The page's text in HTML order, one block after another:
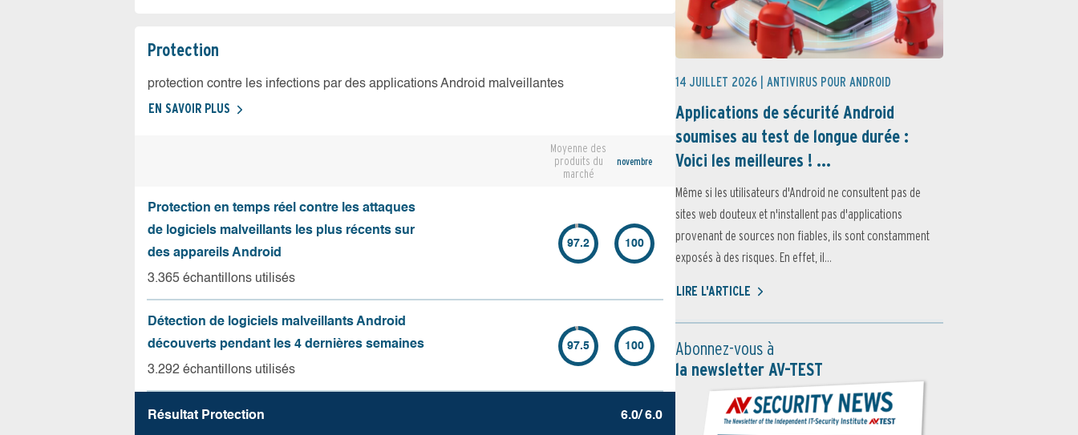
Protection
protection contre les infections par des applications Android malveillantes
EN SAVOIR PLUS
Moyenne des
produits du
marché
novembre
Protection en temps réel contre les attaques
de logiciels malveillants les plus récents sur
des appareils Android
3.365 échantillons utilisés
97.2 100
Détection de logiciels malveillants Android
découverts pendant les 4 dernières semaines
3.292 échantillons utilisés
97.5 100
Résultat Protection 6.0/ 6.0
14 JUILLET 2026 | ANTIVIRUS POUR ANDROID
Applications de sécurité Android
soumises au test de longue durée :
Voici les meilleures ! ...
Même si les utilisateurs d'Android ne consultent pas de
sites web douteux et n'installent pas d'applications
provenant de sources non fiables, ils sont constamment
exposés à des risques. En effet, il...
LIRE L'ARTICLE
Abonnez-vous à
la newsletter AV-TEST